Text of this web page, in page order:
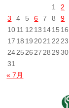
1
2
3
4 5 6 7 8
9
1011 12 13 1415 16
17 18 19 2021 22 23
2425 26 27 28 29 30
31
« 7月